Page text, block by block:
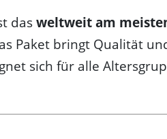
dasweltweit am
Paket bringt Qualität
sich für alle